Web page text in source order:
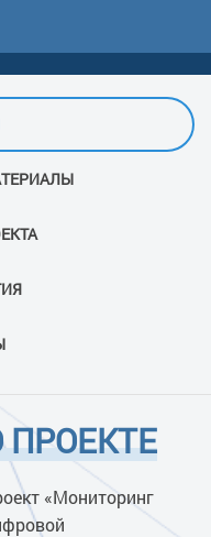
ПРОЕКТЕ
«Мониторинг